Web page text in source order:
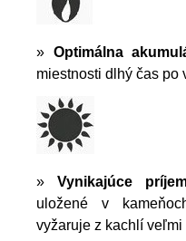
» Optimálna
miestnosti dlhý čas po
» Vynikajúce
uložené v
vyžaruje z kachlí